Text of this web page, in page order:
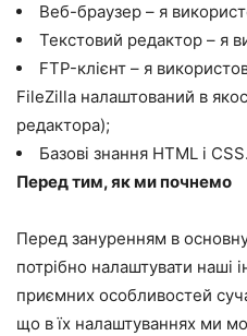
Веб-браузер – я
Текстовий редактор – я
FTP-клієнт – я
FileZilla налаштований в
редактора);
Базові знання HTML і CSS.
Перед тим, як ми почнемо
Перед зануренням в
потрібно налаштувати наші
приємних особливостей
що в їх налаштуваннях ми